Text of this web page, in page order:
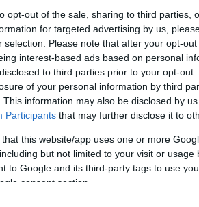
opt-out of the sale, sharing to third parties,
for targeted advertising by us,
selection. Please note that after your opt-
interest-based ads based on personal
to third parties prior to your opt-
of your personal information by third
This information may also be disclosed by
Participants that may further disclose it to
that this website/app uses one or more
but not limited to your visit or
to Google and its third-party tags to use
consent section.
mintegy 140 ezren, a Kodály
sikerült teljesíteni a pécsi Európa
forgalmat.
kultúráért felelős
forintos plusz költségvetési
nemcsak helyi, régiós, hanem
a kormányzatnak éppen ezért a